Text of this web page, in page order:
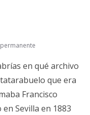
en qué archivo
que era
Francisco
Sevilla en 1883